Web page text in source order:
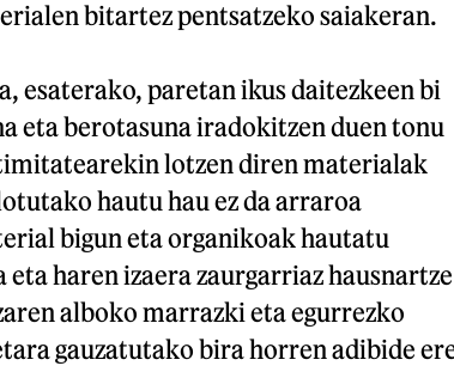
bitartez pentsatzeko saiakeran.
esaterako, paretan ikus daitezkeen bi
eta berotasuna iradokitzen duen tonu
lotzen diren materialak
hautu hau ez da arraroa
bigun eta organikoak hautatu
haren izaera zaurgarriaz hausnartze
alboko marrazki eta egurrezko
gauzatutako bira horren adibide